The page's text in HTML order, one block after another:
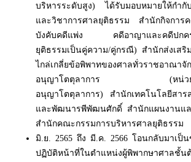
บริหารระดับสูง) ได้รับมอบหมายให้กำกั
และวิชาการศาลยุติธรรม สำนักกิจกา
บังคับคดีแพ่ง คดีอาญาและคดีปกคร
ยุติธรรมเป็นคู่ความ/คู่กรณี) สำนักส่งเสริ
ไกล่เกลี่ยข้อพิพาทของศาลทั่วราช
อนุญาโตตุลาการ (หน่วยธุรก
อนุญาโตตุลาการ) สำนักเทคโนโลยีสา
และพัฒนารพีพัฒนศักดิ์ สำนักแผนงานแ
สำนักคณะกรรมการบริหารศาลยุติธรรม
มิ.ย. 2565 ถึง มี.ค. 2566 โอนกลับมาเป็
ปฏิบัติหน้าที่ในตำแหน่งผู้พิพากษาศาลชั้น